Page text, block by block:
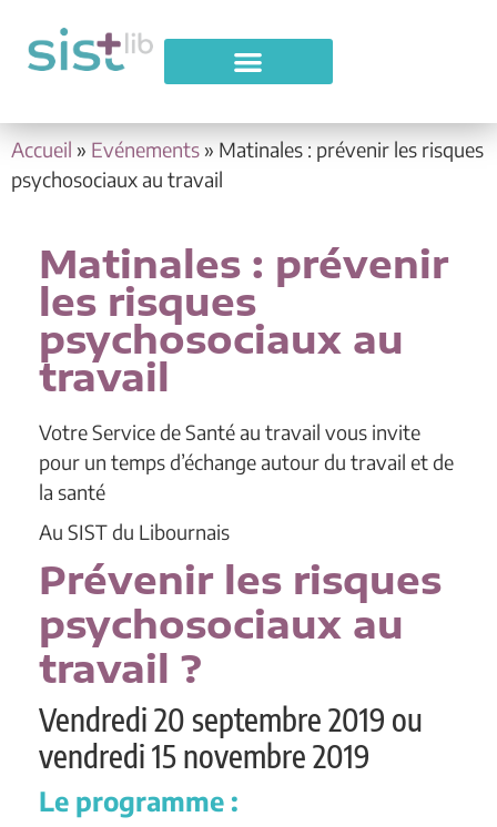
Accueil » Evénements» Matinales : prévenir les risques
psychosociaux au travail
Matinales : prévenir
les risques
psychosociaux au
travail
Votre Service de Santé au travail vous invite
pour un temps d’échange autour du travail et de
la santé
Au SIST du Libournais
Prévenir les risques
psychosociaux au
travail ?
Vendredi 20 septembre 2019 ou
vendredi 15 novembre 2019
Le programme :